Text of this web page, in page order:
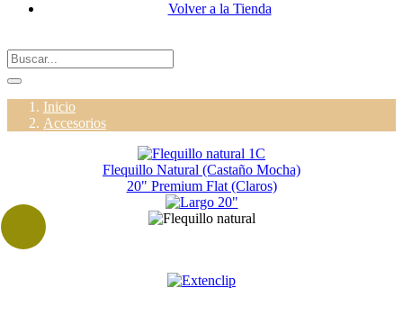
Volver a la Tienda
Inicio
Accesorios
Flequillo Natural (Castaño Mocha)
20" Premium Flat (Claros)